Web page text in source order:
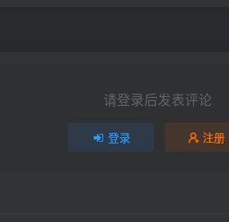
请登录后发表评论
登录 注册